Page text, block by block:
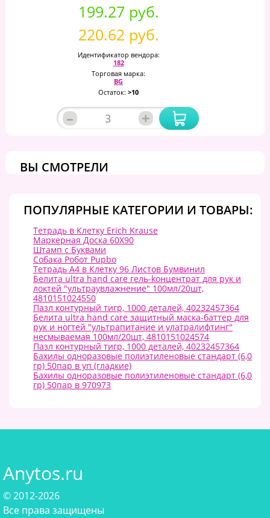
199.27 руб.
220.62 руб.
Идентификатор вендора:
182
Торговая марка:
BG
Остаток: >10
– +
ВЫ СМОТРЕЛИ
ПОПУЛЯРНЫЕ КАТЕГОРИИ И ТОВАРЫ:
Тетрадь в Клетку Erich Krause
Маркерная Доска 60Х90
Штамп с Буквами
Собака Робот Pupbo
Тетрадь А4 в Клетку 96 Листов Бумвинил
Белита ultra hand care гель-kонцентрат для рук и
локтей "ультраувлажнение" 100мл/20шт,
4810151024550
Пазл контурный тигр, 1000 деталей, 40232457364
Белита ultra hand care защитный маска-баттер для
рук и ногтей "ультрапитание и улатралифтинг"
несмываемая 100мл/20шт, 4810151024574
Пазл контурный тигр, 1000 деталей, 40232457364
Бахилы одноразовые полиэтиленовые стандарт (6,0
гр) 50пар в уп (гладкие)
Бахилы одноразовые полиэтиленовые стандарт (6,0
гр) 50пар в 970973
Anytos.ru
© 2012-2026
Все права защищены